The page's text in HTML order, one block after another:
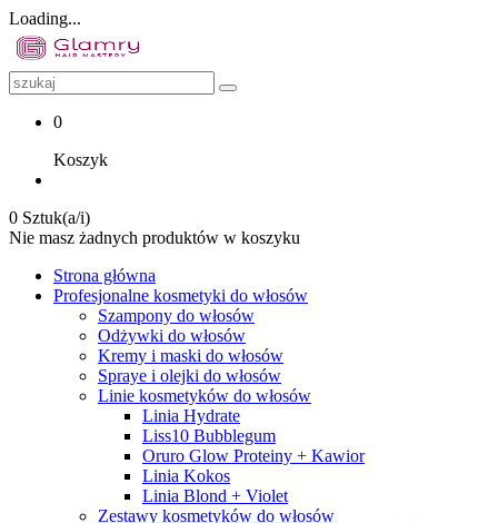
Loading...
0
Koszyk
0 Sztuk(a/i)
Nie masz żadnych produktów w koszyku
Strona główna
Profesjonalne kosmetyki do włosów
Szampony do włosów
Odżywki do włosów
Kremy i maski do włosów
Spraye i olejki do włosów
Linie kosmetyków do włosów
Linia Hydrate
Liss10 Bubblegum
Oruro Glow Proteiny + Kawior
Linia Kokos
Linia Blond + Violet
Zestawy kosmetyków do włosów